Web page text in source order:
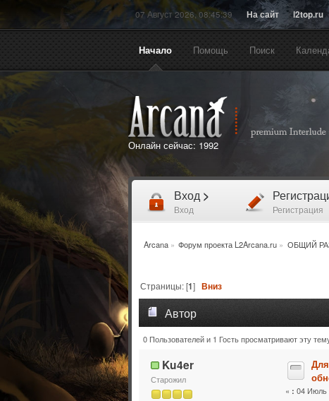
07 Август 2026, 08:45:39 На сайт l2top.ru
Начало Помощь Поиск
Онлайн сейчас: 1992
Вход >
Вход Регистрация
Arcana» Форум проекта L2Arcana.ru » ОБЩИЙ
Страницы: [1]Вниз
Автор
Тема: Для тех кто не может зайти
0 Пользователей и 1 Гость просматривают эту
Ku4er
Старожил
« : 04 Июль